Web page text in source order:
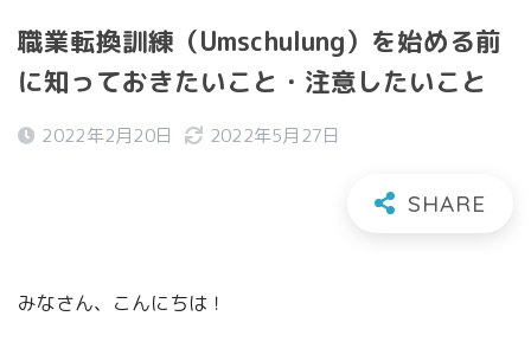
職業転換訓練（Umschulung）を始める前
に知っておきたいこと・注意したいこと
2022年2月20日 2022年5月27日
みなさん、こんにちは！